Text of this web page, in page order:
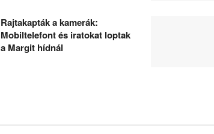
Rajtakapták a kamerák:
Mobiltelefont és iratokat loptak
a Margit hídnál